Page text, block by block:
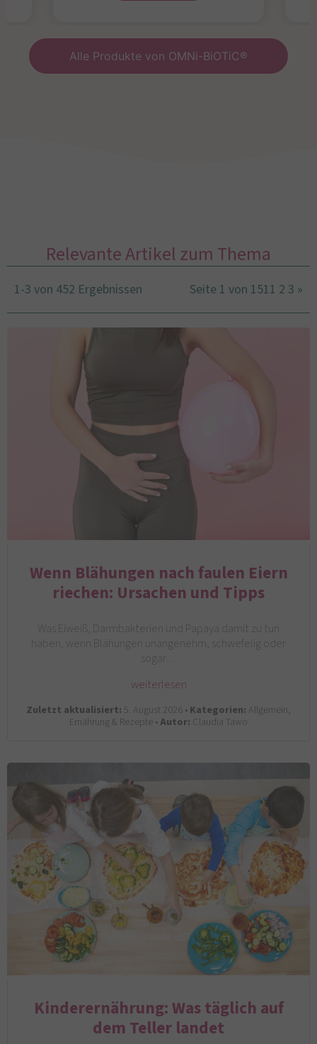
Alle Produkte von OMNi-BiOTiC®
Relevante Artikel zum Thema
1-3 von 452 Ergebnissen Seite 1 von 1511 2 3 »
Wenn Blähungen nach faulen Eiern
riechen: Ursachen und Tipps
Was Eiweiß, Darmbakterien und Papaya damit zu tun
haben, wenn Blähungen unangenehm, schwefelig oder
sogar…
weiterlesen
Zuletzt aktualisiert: 5. August 2026 •Kategorien: Allgemein,
Ernährung & Rezepte •Autor: Claudia Tawo
Kinderernährung: Was täglich auf
dem Teller landet